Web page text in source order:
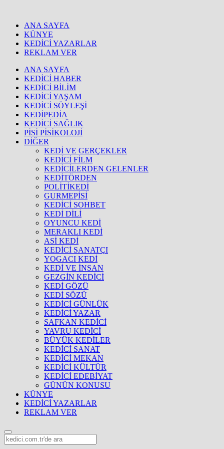
ANA SAYFA
KÜNYE
KEDİCİ YAZARLAR
REKLAM VER
ANA SAYFA
KEDİCİ HABER
KEDİCİ BİLİM
KEDİCİ YAŞAM
KEDİCİ SÖYLEŞİ
KEDİPEDİA
KEDİCİ SAĞLIK
PİSİ PİSİKOLOJİ
DİĞER
KEDİ VE GERÇEKLER
KEDİCİ FİLM
KEDİCİLERDEN GELENLER
KEDİTÖRDEN
POLİTİKEDİ
GURMEPİSİ
KEDİCİ SOHBET
KEDİ DİLİ
OYUNCU KEDİ
MERAKLI KEDİ
ASİ KEDİ
KEDİCİ SANATÇI
YOGACI KEDİ
KEDİ VE İNSAN
GEZGİN KEDİCİ
KEDİ GÖZÜ
KEDİ SÖZÜ
KEDİCİ GÜNLÜK
KEDİCİ YAZAR
SAFKAN KEDİCİ
YAVRU KEDİCİ
BÜYÜK KEDİLER
KEDİCİ SANAT
KEDİCİ MEKAN
KEDİCİ KÜLTÜR
KEDİCİ EDEBİYAT
GÜNÜN KONUSU
KÜNYE
KEDİCİ YAZARLAR
REKLAM VER